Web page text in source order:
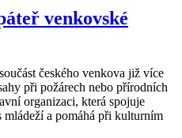
venkovské
českého venkova již více
při požárech nebo přírodních
organizaci, která spojuje
mládeží a pomáhá při kulturním